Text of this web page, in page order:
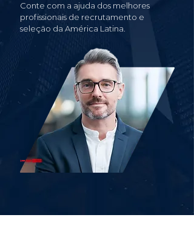
Conte com a ajuda dos melhores
profissionais de recrutamento e
seleção da América Latina.